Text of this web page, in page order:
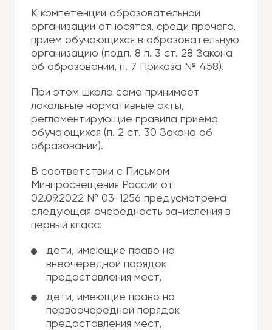
К компетенции образовательной
организации относятся, среди прочего,
прием обучающихся в образовательную
организацию (подп. 8 п. 3 ст. 28 Закона
об образовании, п. 7 Приказа № 458).
При этом школа сама принимает
локальные нормативные акты,
регламентирующие правила приема
обучающихся (п. 2 ст. 30 Закона об
образовании).
В соответствии с Письмом
Минпросвещения России от
02.09.2022 № 03-1256 предусмотрена
следующая очерёдность зачисления в
первый класс:
дети, имеющие право на
внеочередной порядок
предоставления мест,
дети, имеющие право на
первоочередной порядок
предоставления мест,